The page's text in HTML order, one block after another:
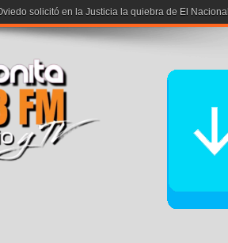
solicitó en la Justicia la quiebra de El Nacional